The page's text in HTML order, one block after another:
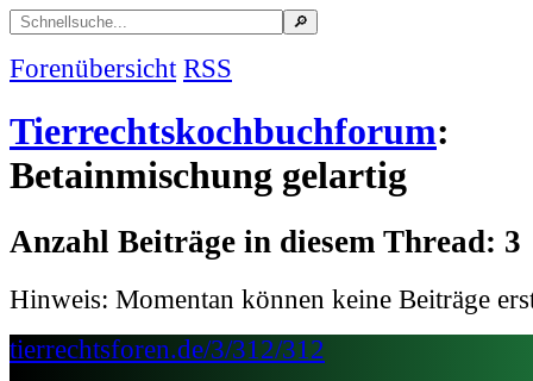
Forenübersicht RSS
Tierrechtskochbuchforum:
Betainmischung gelartig
Anzahl Beiträge in diesem Thread: 3
Hinweis: Momentan können keine Beiträge
tierrechtsforen.de/3/312/312